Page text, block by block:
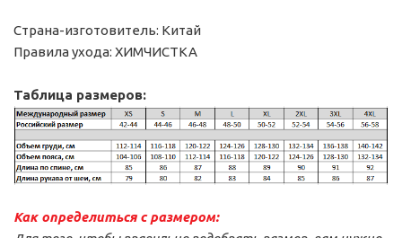
Страна-изготовитель: Китай
Правила ухода: ХИМЧИСТКА
Таблица размеров:
Как определиться с размером: